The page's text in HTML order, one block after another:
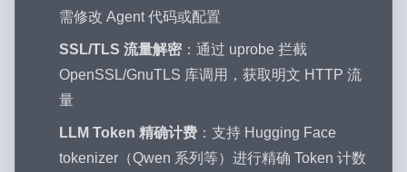
需修改 Agent 代码或配置
SSL/TLS 流量解密：通过 uprobe 拦截
OpenSSL/GnuTLS 库调用，获取明文 HTTP 流
量
LLM Token 精确计费 ：支持 Hugging Face
tokenizer（Qwen 系列等）进行精确 Token 计数